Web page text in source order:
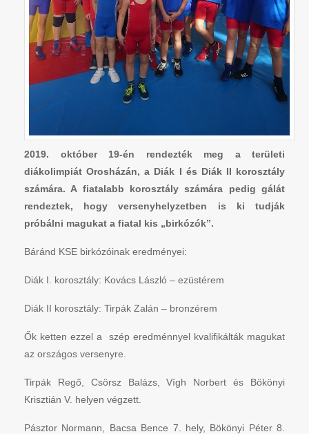
2019. október 19-én rendezték meg a területi
diákolimpiát Orosházán, a Diák I és Diák II korosztály
számára. A fiatalabb korosztály számára pedig gálát
rendeztek, hogy versenyhelyzetben is ki tudják
próbálni magukat a fiatal kis „birkózók”.
Báránd KSE birkózóinak eredményei:
Diák I. korosztály: Kovács László – ezüstérem
Diák II korosztály: Tirpák Zalán – bronzérem
Ők ketten ezzel a szép eredménnyel kvalifikálták magukat
az országos versenyre.
Tirpák Regő, Csörsz Balázs, Vígh Norbert és Bökönyi
Krisztián V. helyen végzett.
Pásztor Normann, Bacsa Bence 7. hely, Bökönyi Péter 8.